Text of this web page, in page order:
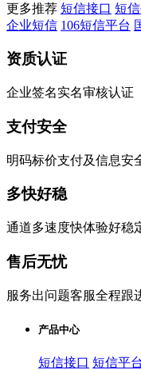
更多推荐 短信接口 短
企业短信 106短信平台
资质认证
企业签名实名审核认证
支付安全
明码标价支付及信息安
多快好稳
通道多速度快体验好稳
售后无忧
服务出问题客服全程跟
产品中心
短信接口 短信平台